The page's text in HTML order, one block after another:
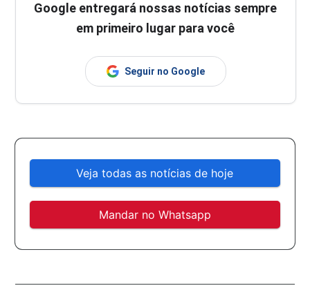
Google entregará nossas notícias sempre
em primeiro lugar para você
Seguir no Google
Veja todas as notícias de hoje
Mandar no Whatsapp